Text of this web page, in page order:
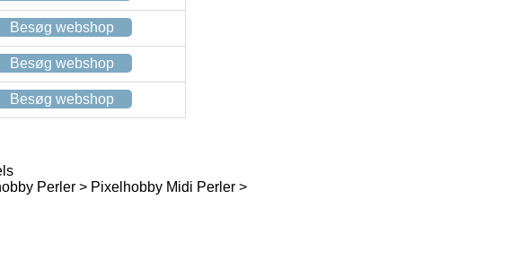
Besøg webshop
Besøg webshop
Besøg webshop
Perler > Pixelhobby Midi Perler >